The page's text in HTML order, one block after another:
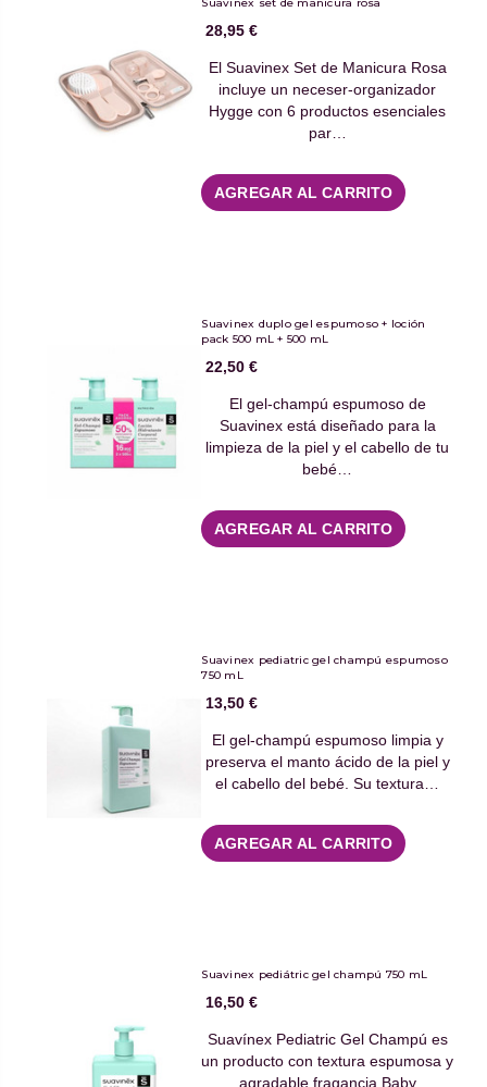
28,95 €
El Suavinex Set de Manicura Rosa
incluye un neceser-organizador
Hygge con 6 productos esenciales
par…
AGREGAR AL CARRITO
Suavinex duplo gel espumoso + loción
pack 500 mL + 500 mL
22,50 €
El gel-champú espumoso de
Suavinex está diseñado para la
limpieza de la piel y el cabello de tu
bebé…
AGREGAR AL CARRITO
Suavinex pediatric gel champú espumoso
750 mL
13,50 €
El gel-champú espumoso limpia y
preserva el manto ácido de la piel y
el cabello del bebé. Su textura…
AGREGAR AL CARRITO
Suavinex pediátric gel champú 750 mL
16,50 €
Suavínex Pediatric Gel Champú es
un producto con textura espumosa y
agradable fragancia Baby